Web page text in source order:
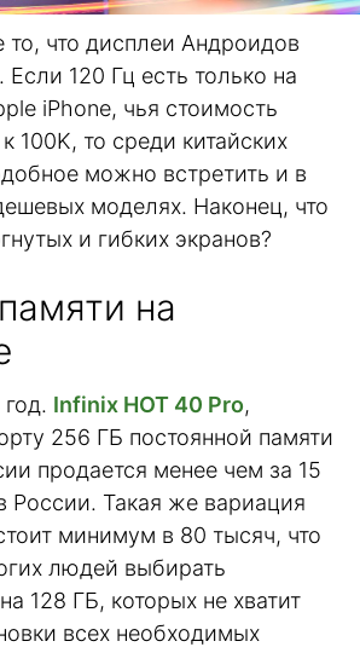
что дисплеи Андроидов
Если 120 Гц есть только на
iPhone, чья стоимость
100K, то среди китайских
можно встретить и в
моделях. Наконец, что
и гибких экранов?
на
Infinix HOT 40 Pro,
256 ГБ постоянной памяти
продается менее чем за 15
России. Такая же вариация
минимум в 80 тысяч, что
людей выбирать
128 ГБ, которых не хватит
всех необходимых